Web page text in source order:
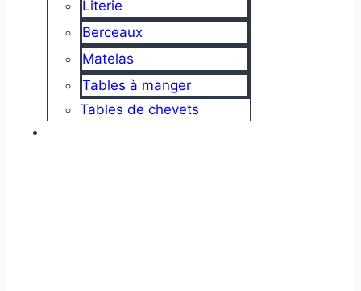
Literie
Berceaux
Matelas
Tables à manger
Tables de chevets